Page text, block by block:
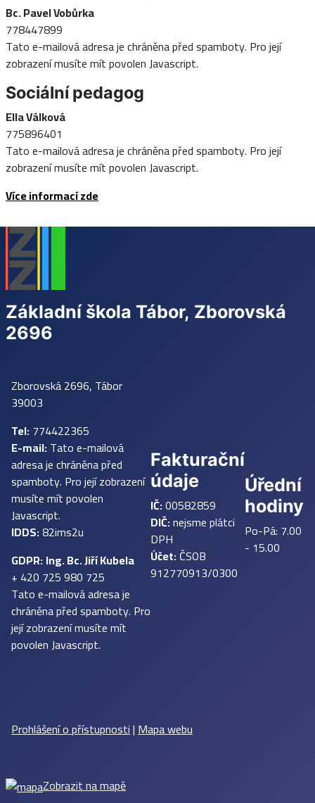
Bc. Pavel Vobůrka
778447899
Tato e-mailová adresa je chráněna před spamboty. Pro její
zobrazení musíte mít povolen Javascript.
Sociální pedagog
Ella Válková
775896401
Tato e-mailová adresa je chráněna před spamboty. Pro její
zobrazení musíte mít povolen Javascript.
Více informací zde
Základní škola Tábor, Zborovská
2696
Zborovská 2696, Tábor
39003
Tel:774422365
E-mail:Tato e-mailová
adresa je chráněna před
spamboty. Pro její zobrazení
musíte mít povolen
Javascript.
IDDS:82ims2u
GDPR:Ing. Bc. Jiří Kubela
+ 420 725 980 725
Tato e-mailová adresa je
chráněna před spamboty. Pro
její zobrazení musíte mít
povolen Javascript.
Fakturační
údaje
IČ:00582859
DIČ:nejsme plátci
DPH
Účet:ČSOB
912770913/0300
Úřední
hodiny
Po-Pá: 7.00
- 15.00
Prohlášení o přístupnosti|Mapa webu
Zobrazit na mapě